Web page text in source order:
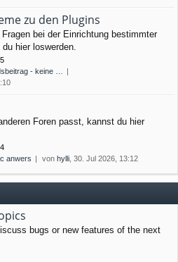
zu den Plugins
bei der Einrichtung bestimmter
hier loswerden.
- keine …
Foren passt, kannst du hier
anwers von hylli , 30. Jul 2026, 13:12
bugs or new features of the next